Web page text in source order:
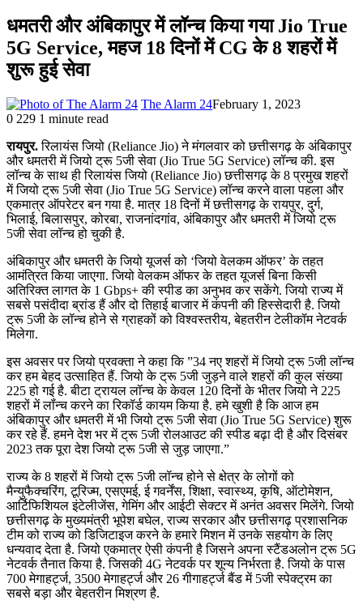
धमतरी और अंबिकापुर में लॉन्च किया गया Jio True
5G Service, महज 18 दिनों में CG के 8 शहरों में
शुरू हुई सेवा
The Alarm 24February 1, 2023
0 229 1 minute read
रायपुर.रिलायंस जियो (Reliance Jio) ने मंगलवार को छत्तीसगढ़ के अंबिकापुर
और धमतरी में जियो ट्रू 5जी सेवा (Jio True 5G Service) लॉन्च की. इस
लॉन्च के साथ ही रिलायंस जियो (Reliance Jio) छत्तीसगढ़ के 8 प्रमुख शहरों
में जियो ट्रू 5जी सेवा (Jio True 5G Service) लॉन्च करने वाला पहला और
एकमात्र ऑपरेटर बन गया है. मात्र 18 दिनों में छत्तीसगढ़ के रायपुर, दुर्ग,
भिलाई, बिलासपुर, कोरबा, राजनांदगांव, अंबिकापुर और धमतरी में जियो ट्रू
5जी सेवा लॉन्च हो चुकी है.
अंबिकापुर और धमतरी के जियो यूजर्स को ‘जियो वेलकम ऑफर’ के तहत
आमंत्रित किया जाएगा. जियो वेलकम ऑफर के तहत यूजर्स बिना किसी
अतिरिक्त लागत के 1 Gbps+ की स्पीड का अनुभव कर सकेंगे. जियो राज्य में
सबसे पसंदीदा ब्रांड हैं और दो तिहाई बाजार में कंपनी की हिस्सेदारी है. जियो
ट्रू 5जी के लॉन्च होने से ग्राहकों को विश्वस्तरीय, बेहतरीन टेलीकॉम नेटवर्क
मिलेगा.
इस अवसर पर जियो प्रवक्ता ने कहा कि ”34 नए शहरों में जियो ट्रू 5जी लॉन्च
कर हम बेहद उत्साहित हैं. जियो के ट्रू 5जी जुड़ने वाले शहरों की कुल संख्या
225 हो गई है. बीटा ट्रायल लॉन्च के केवल 120 दिनों के भीतर जियो ने 225
शहरों में लॉंन्च करने का रिकॉर्ड कायम किया है. हमे खुशी है कि आज हम
अंबिकापुर और धमतरी में भी जियो ट्रू 5जी सेवा (Jio True 5G Service) शुरू
कर रहे हैं. हमने देश भर में ट्रू 5जी रोलआउट की स्पीड बढ़ा दी है और दिसंबर
2023 तक पूरा देश जियो ट्रू 5जी से जुड़ जाएगा.”
राज्य के 8 शहरों में जियो ट्रू 5जी लॉन्च होने से क्षेत्र के लोगों को
मैन्युफैक्चरिंग, टूरिज्म, एसएमई, ई गवर्नेंस, शिक्षा, स्वास्थ्य, कृषि, ऑटोमेशन,
आर्टिफिशियल इंटेलीजेंस, गेमिंग और आईटी सेक्टर में अनंत अवसर मिलेंगे. जियो
छत्तीसगढ़ के मुख्यमंत्री भूपेश बघेल, राज्य सरकार और छत्तीसगढ़ प्रशासनिक
टीम को राज्य को डिजिटाइज करने के हमारे मिशन में उनके सहयोग के लिए
धन्यवाद देता है. जियो एकमात्र ऐसी कंपनी है जिसने अपना स्टैंडअलोन ट्रू 5G
नेटवर्क तैनात किया है. जिसकी 4G नेटवर्क पर शून्य निर्भरता है. जियो के पास
700 मेगाहर्ट्ज, 3500 मेगाहर्ट्ज और 26 गीगाहर्ट्ज बैंड में 5जी स्पेक्ट्रम का
सबसे बड़ा और बेहतरीन मिश्रण है.